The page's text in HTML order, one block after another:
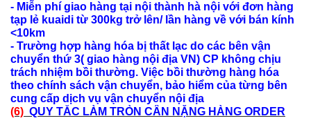
- Miễn phí giao hàng tại nội thành hà nội với đơn hàng
tạp lẻ kuaidi từ 300kg trở lên/ lần hàng về với bán kính
<10km
- Trường hợp hàng hóa bị thất lạc do các bên vận
chuyển thứ 3( giao hàng nội địa VN) CP không chịu
trách nhiệm bồi thường. Việc bồi thường hàng hóa
theo chính sách vận chuyển, bảo hiểm của từng bên
cung cấp dịch vụ vận chuyển nội địa
(6) QUY TẮC LÀM TRÒN CÂN NẶNG HÀNG ORDER